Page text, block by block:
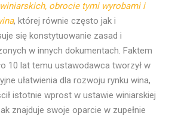
obrocie tymi wyrobami i
, której równie często jak i
się konstytuowanie zasad i
w innych dokumentach. Faktem
10 lat temu ustawodawca tworzył w
ułatwienia dla rozwoju rynku wina,
istotnie wprost w ustawie winiarskiej
znajduje swoje oparcie w zupełnie